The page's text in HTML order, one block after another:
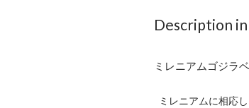
Description in
ミレニアムゴジラ
ミレニアムに相応